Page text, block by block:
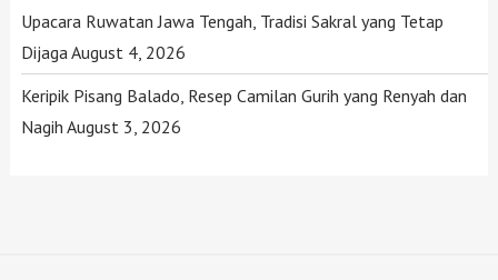
Upacara Ruwatan Jawa Tengah, Tradisi Sakral yang Tetap
DijagaAugust 4, 2026
Keripik Pisang Balado, Resep Camilan Gurih yang Renyah dan
Nagih August 3, 2026